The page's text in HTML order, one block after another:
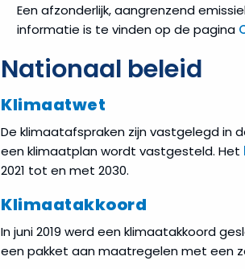
Een afzonderlijk, aangrenzend
informatie is te vinden op de pagina
Nationaal beleid
Klimaatwet
De klimaatafspraken zijn vastgelegd in
een klimaatplan wordt vastgesteld. Het
2021 tot en met 2030.
Klimaatakkoord
In juni 2019 werd een klimaatakkoord
een pakket aan maatregelen met een